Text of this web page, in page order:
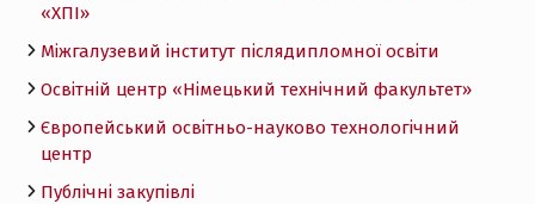
«ХПI»
Міжгалузевий інститут післядипломної освіти
Освітній центр «Німецький технічний факультет»
Європейський освітньо-науково технологічний
центр
Публічні закупівлі